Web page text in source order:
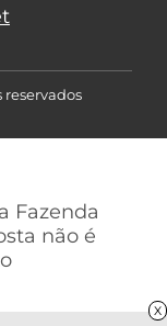
X
reservados
Fazenda
não é